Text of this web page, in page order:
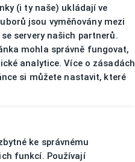
(i ty naše) ukládají ve
jsou vyměňovány mezi
servery našich partnerů.
mohla správně fungovat,
analytice. Více o zásadách
si můžete nastavit, které
ke správnému
funkcí. Používají